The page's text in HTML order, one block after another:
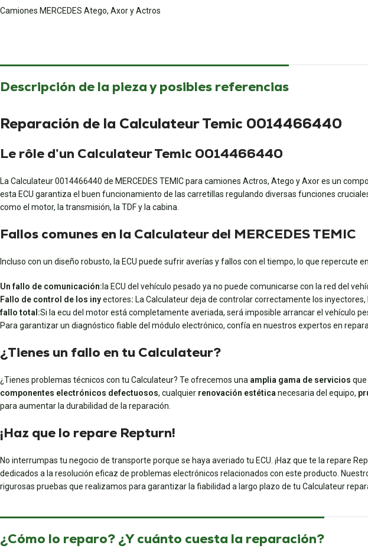
Camiones MERCEDES Atego, Axor y Actros
Descripción de la pieza y posibles referencias
Reparación de la Calculateur Temic 0014466440
Le rôle d’un Calculateur Temic 0014466440
La Calculateur 0014466440 de MERCEDES TEMIC para camiones Actros, Atego y Axor es un
esta ECU garantiza el buen funcionamiento de las carretillas regulando diversas funciones
como el motor, la transmisión, la TDF y la cabina.
Fallos comunes en la Calculateur del MERCEDES TEMIC
Incluso con un diseño robusto, la ECU puede sufrir averías y fallos con el tiempo, lo que repercute
Un fallo de comunicación: la ECU del vehículo pesado ya no puede comunicarse con la red del
Fallo de control de los inyectores: La Calculateur deja de controlar correctamente los
fallo total:Si la ecu del motor está completamente averiada, será imposible arrancar el vehículo
Para garantizar un diagnóstico fiable del módulo electrónico, confía en nuestros expertos en
¿Tienes un fallo en tu Calculateur?
¿Tienes problemas técnicos con tu Calculateur? Te ofrecemos una amplia gama de servicios
componentes electrónicos defectuosos, cualquier renovación estética necesaria del equipo,
para aumentar la durabilidad de la reparación.
¡Haz que lo repare Repturn!
No interrumpas tu negocio de transporte porque se haya averiado tu ECU. ¡Haz que te la repare
dedicados a la resolución eficaz de problemas electrónicos relacionados con este producto.
rigurosas pruebas que realizamos para garantizar la fiabilidad a largo plazo de tu Calculateur
¿Cómo lo reparo? ¿Y cuánto cuesta la reparación?